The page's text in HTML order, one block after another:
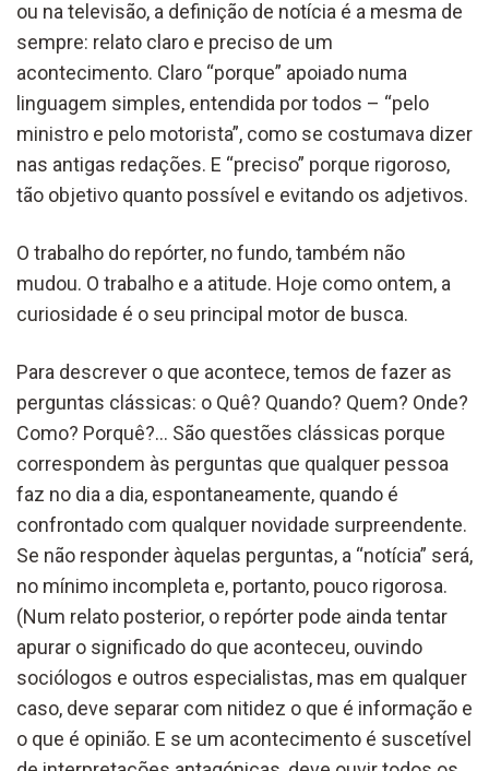
ou na televisão, a definição de notícia é a mesma de
sempre: relato claro e preciso de um
acontecimento. Claro “porque” apoiado numa
linguagem simples, entendida por todos – “pelo
ministro e pelo motorista”, como se costumava dizer
nas antigas redações. E “preciso” porque rigoroso,
tão objetivo quanto possível e evitando os adjetivos.
O trabalho do repórter, no fundo, também não
mudou. O trabalho e a atitude. Hoje como ontem, a
curiosidade é o seu principal motor de busca.
Para descrever o que acontece, temos de fazer as
perguntas clássicas: o Quê? Quando? Quem? Onde?
Como? Porquê?… São questões clássicas porque
correspondem às perguntas que qualquer pessoa
faz no dia a dia, espontaneamente, quando é
confrontado com qualquer novidade surpreendente.
Se não responder àquelas perguntas, a “notícia” será,
no mínimo incompleta e, portanto, pouco rigorosa.
(Num relato posterior, o repórter pode ainda tentar
apurar o significado do que aconteceu, ouvindo
sociólogos e outros especialistas, mas em qualquer
caso, deve separar com nitidez o que é informação e
o que é opinião. E se um acontecimento é suscetível